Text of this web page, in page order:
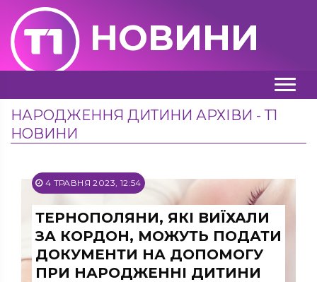
НОВИНИ
НАРОДЖЕННЯ ДИТИНИ АРХІВИ - Т1
НОВИНИ
4 ТРАВНЯ 2023, 12:54
ТЕРНОПОЛЯНИ, ЯКІ ВИЇХАЛИ
ЗА КОРДОН, МОЖУТЬ ПОДАТИ
ДОКУМЕНТИ НА ДОПОМОГУ
ПРИ НАРОДЖЕННІ ДИТИНИ